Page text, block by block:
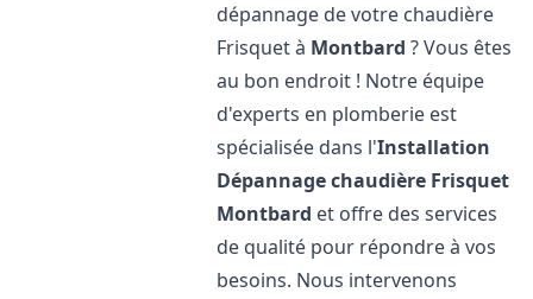
dépannage de votre chaudière
Frisquet à Montbard ? Vous êtes
au bon endroit ! Notre équipe
d'experts en plomberie est
spécialisée dans l'Installation
Dépannage chaudière Frisquet
Montbard et offre des services
de qualité pour répondre à vos
besoins. Nous intervenons